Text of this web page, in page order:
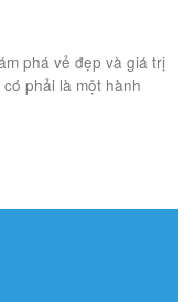
phá vẻ đẹp và giá trị
phải là một hành